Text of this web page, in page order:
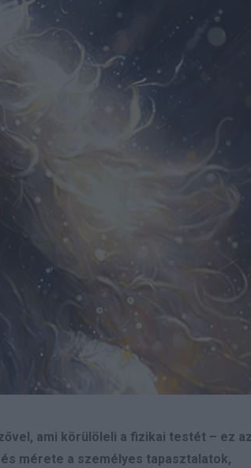
ami körülöleli a fizikai testét – ez az
mérete a személyes tapasztalatok,